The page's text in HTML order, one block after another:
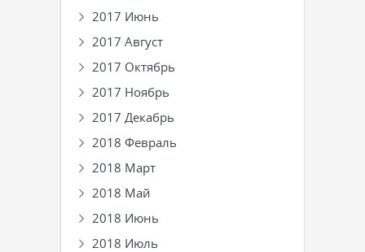
2017 Июнь
2017 Август
2017 Октябрь
2017 Ноябрь
2017 Декабрь
2018 Февраль
2018 Март
2018 Май
2018 Июнь
2018 Июль